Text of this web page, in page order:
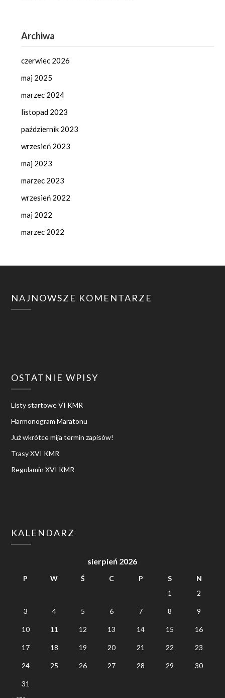
Archiwa
czerwiec 2026
maj 2025
marzec 2024
listopad 2023
październik 2023
wrzesień 2023
maj 2023
marzec 2023
wrzesień 2022
maj 2022
marzec 2022
NAJNOWSZE KOMENTARZE
OSTATNIE WPISY
Listy startowe VI KMR
Harmonogram Maratonu
Już wkrótce mija termin zapisów!
Trasy XVI KMR
Regulamin XVI KMR
KALENDARZ
sierpień 2026
P W Ś C P S
N
1
2
3 4 5 6 7 8 9
10 11 12 13 14 15 16
17 18 19 20 21 22 23
24 25 26 27 28 29 30
31